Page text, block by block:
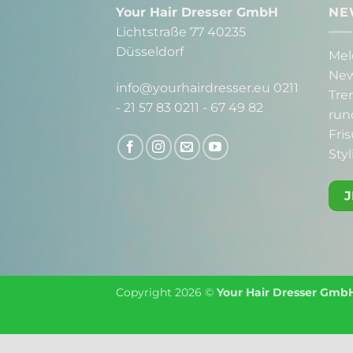
Your Hair Dresser GmbH
Lichtstraße 77 40235
Düsseldorf
info@yourhairdresser.eu 0211
- 21 57 83 0211 - 67 49 82
Copyright 2026 © Your Hair Dresser